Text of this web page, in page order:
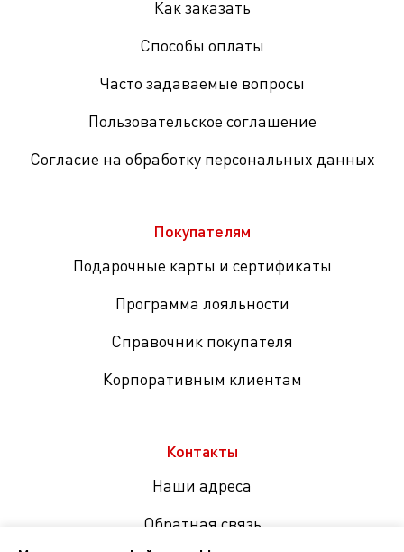
Как заказать
Способы оплаты
Часто задаваемые вопросы
Пользовательское соглашение
Согласие на обработку персональных данных
Покупателям
Подарочные карты и сертификаты
Программа лояльности
Справочник покупателя
Корпоративным клиентам
Контакты
Наши адреса
Обратная связь